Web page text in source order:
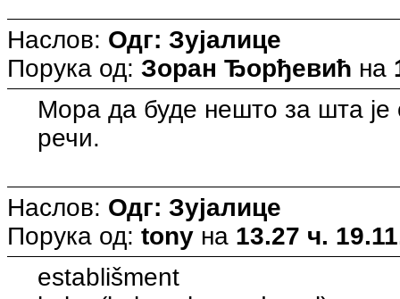
Наслов: Одг: Зујалице
Порука од: Зоран Ђорђевић на
Мора да буде нешто за шта је
речи.
Наслов: Одг: Зујалице
Порука од: tony на 13.27 ч.
establišment